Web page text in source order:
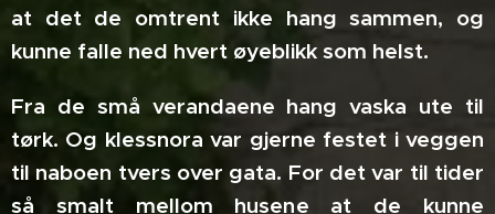
at det de omtrent ikke hang sammen, og
kunne falle ned hvert øyeblikk som helst.
Fra de små verandaene hang vaska ute til
tørk. Og klessnora var gjerne festet i veggen
til naboen tvers over gata. For det var til tider
så smalt mellom husene at de kunne